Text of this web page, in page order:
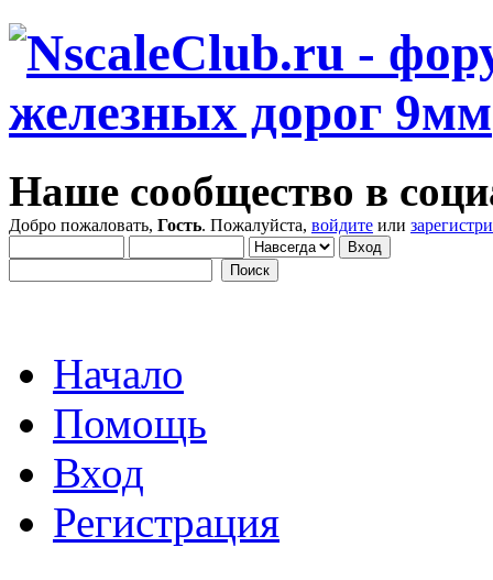
Наше сообщество в
Добро пожаловать, Гость. Пожалуйста, войдите или
Начало
Помощь
Вход
Регистрация